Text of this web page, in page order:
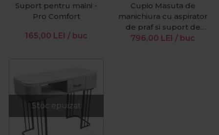
Suport pentru maini -
Pro Comfort
165,00 LEI / buc
Cupio Masuta de
manichiura cu aspirator
de praf si suport de
maini
796,00 LEI / buc
Stoc epuizat